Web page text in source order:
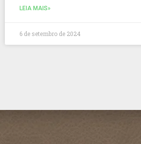
LEIA MAIS»
6 de setembro de 2024